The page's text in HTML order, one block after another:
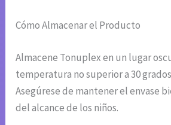
Cómo Almacenar el Producto
Almacene Tonuplex en un lugar
temperatura no superior a 30
Asegúrese de mantener el envase
del alcance de los niños.